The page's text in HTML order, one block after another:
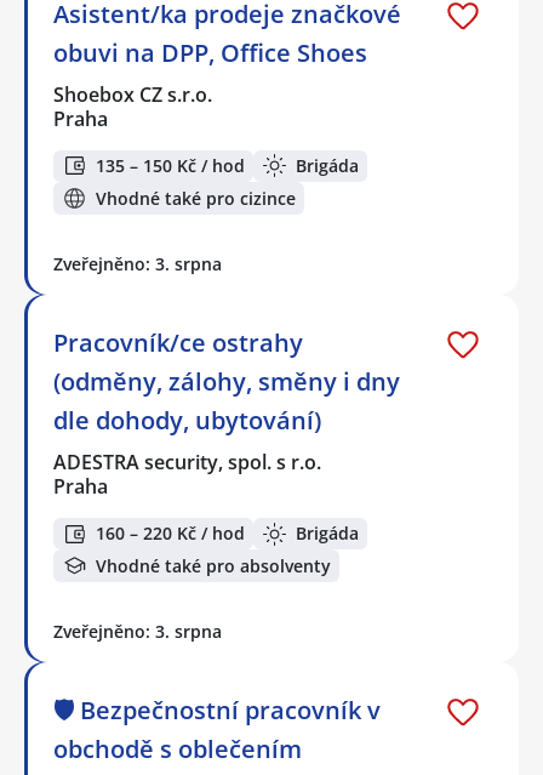
Asistent/ka prodeje značkové
obuvi na DPP, Office Shoes
Shoebox CZ s.r.o.
Praha
135 – 150 Kč / hod
Brigáda
Vhodné také pro cizince
Zveřejněno: 3. srpna
Pracovník/ce ostrahy
(odměny, zálohy, směny i dny
dle dohody, ubytování)
ADESTRA security, spol. s r.o.
Praha
160 – 220 Kč / hod
Brigáda
Vhodné také pro absolventy
Zveřejněno: 3. srpna
🛡️ Bezpečnostní pracovník v
obchodě s oblečením